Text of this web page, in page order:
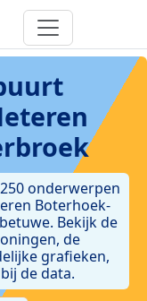
onderwerpen
Boterhoek-
Bekijk de
de
grafieken,
de data.